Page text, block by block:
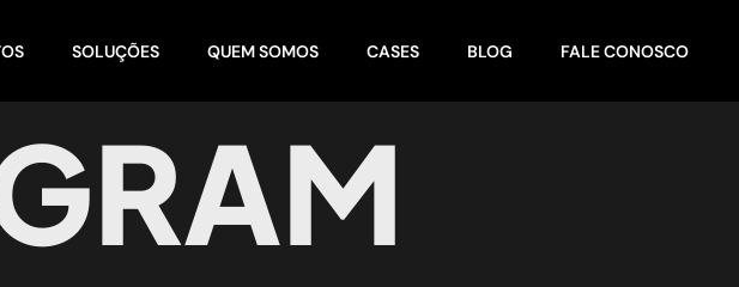
SOLUÇÕES QUEM SOMOS CASES BLOG FALE CONOSCO